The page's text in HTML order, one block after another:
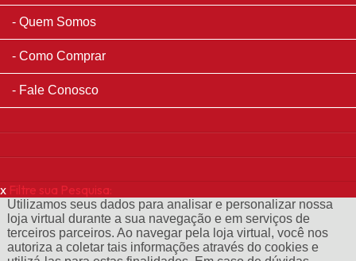
Quem Somos
Como Comprar
Fale Conosco
x Filtre sua Pesquisa:
Utilizamos seus dados para analisar e personalizar nossa
loja virtual durante a sua navegação e em serviços de
terceiros parceiros. Ao navegar pela loja virtual, você nos
autoriza a coletar tais informações através do cookies e